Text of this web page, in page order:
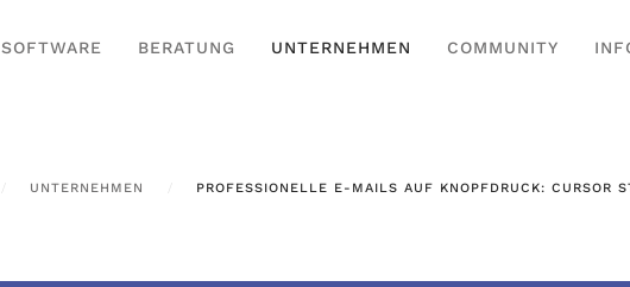
SOFTWARE BERATUNG UNTERNEHMEN COMMUNITY
UNTERNEHMEN PROFESSIONELLE E-MAILS AUF KNOPFDRUCK: CURSOR